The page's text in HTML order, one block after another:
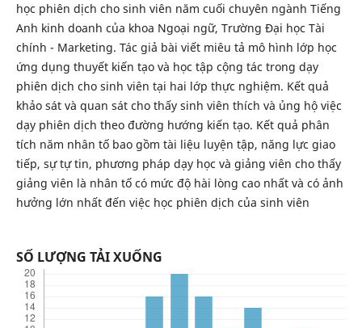
học phiên dịch cho sinh viên năm cuối chuyên ngành Tiếng
Anh kinh doanh của khoa Ngoại ngữ, Trường Đại học Tài
chính - Marketing. Tác giả bài viết miêu tả mô hình lớp học
ứng dụng thuyết kiến tạo và học tập cộng tác trong dạy
phiên dịch cho sinh viên tại hai lớp thực nghiệm. Kết quả
khảo sát và quan sát cho thấy sinh viên thích và ủng hộ việc
dạy phiên dịch theo đường hướng kiến tạo. Kết quả phân
tích năm nhân tố bao gồm tài liệu luyện tập, năng lực giao
tiếp, sự tự tin, phương pháp dạy học và giảng viên cho thấy
giảng viên là nhân tố có mức độ hài lòng cao nhất và có ảnh
hưởng lớn nhất đến việc học phiên dịch của sinh viên
SỐ LƯỢNG TẢI XUỐNG